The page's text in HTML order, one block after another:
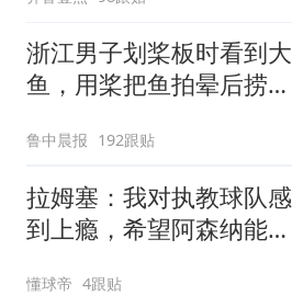
浙江男子划桨板时看到大
鱼，用桨把鱼拍晕后捞
两，做成红烧辣子鱼块，
味道很好
鲁中晨报 192跟贴
拉姆塞：我对执教球队感
到上瘾，希望阿森纳能继
懂球帝 4跟贴